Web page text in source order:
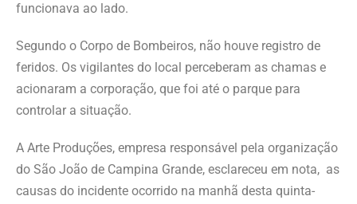
funcionava ao lado.
Segundo o Corpo de Bombeiros, não houve registro de
feridos. Os vigilantes do local perceberam as chamas e
acionaram a corporação, que foi até o parque para
controlar a situação.
A Arte Produções, empresa responsável pela organização
do São João de Campina Grande, esclareceu em nota, as
causas do incidente ocorrido na manhã desta quinta-